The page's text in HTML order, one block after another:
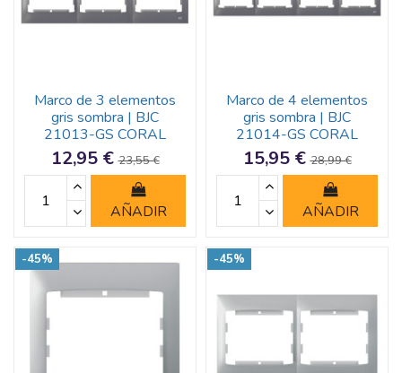
Marco de 3 elementos
gris sombra | BJC
21013-GS CORAL
12,95 €23,55 €
AÑADIR
Marco de 4 elementos
gris sombra | BJC
21014-GS CORAL
15,95 €28,99 €
AÑADIR
-45% -45%